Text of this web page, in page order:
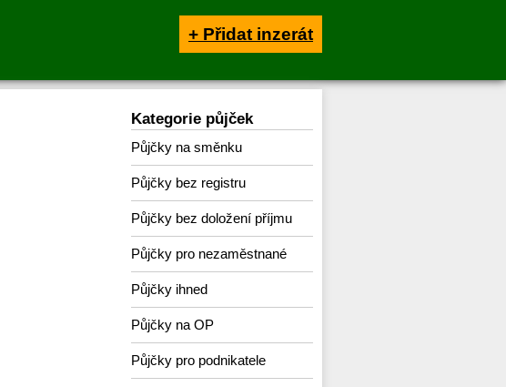
+ Přidat inzerát
Kategorie půjček
Půjčky na směnku
Půjčky bez registru
Půjčky bez doložení příjmu
Půjčky pro nezaměstnané
Půjčky ihned
Půjčky na OP
Půjčky pro podnikatele